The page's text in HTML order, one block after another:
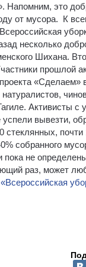
Напомним, это
от мусора. К
несколько
Шихана.
прошлой
«Сделаем»
Активисты с
вывезти,
почти
собранного
не
раз, может
«Всероссийская